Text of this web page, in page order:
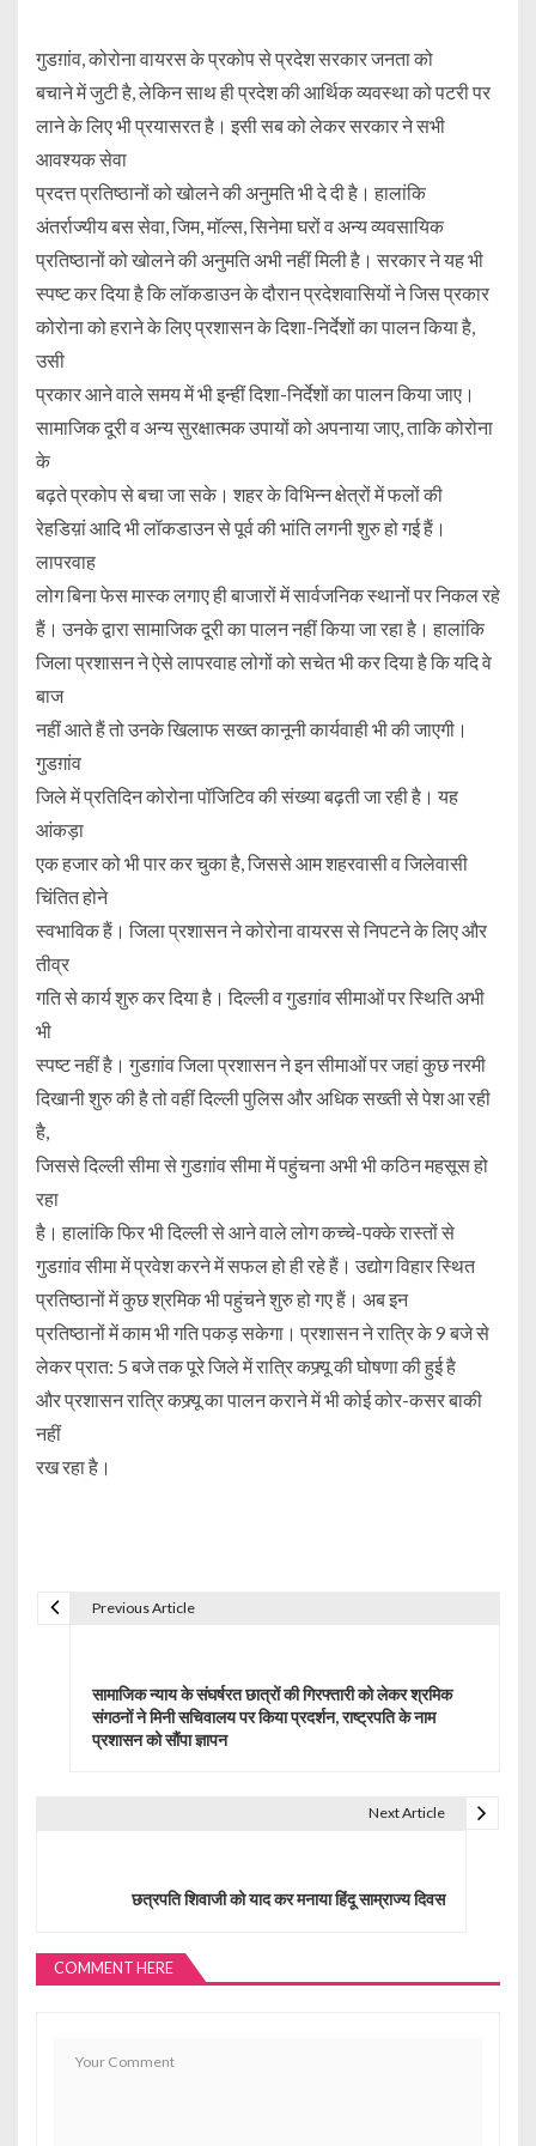
गुडग़ांव, कोरोना वायरस के प्रकोप से प्रदेश सरकार जनता को
बचाने में जुटी है, लेकिन साथ ही प्रदेश की आर्थिक व्यवस्था को पटरी पर
लाने के लिए भी प्रयासरत है। इसी सब को लेकर सरकार ने सभी
आवश्यक सेवा
प्रदत्त प्रतिष्ठानों को खोलने की अनुमति भी दे दी है। हालांकि
अंतर्राज्यीय बस सेवा, जिम, मॉल्स, सिनेमा घरों व अन्य व्यवसायिक
प्रतिष्ठानों को खोलने की अनुमति अभी नहीं मिली है। सरकार ने यह भी
स्पष्ट कर दिया है कि लॉकडाउन के दौरान प्रदेशवासियों ने जिस प्रकार
कोरोना को हराने के लिए प्रशासन के दिशा-निर्देशों का पालन किया है,
उसी
प्रकार आने वाले समय में भी इन्हीं दिशा-निर्देशों का पालन किया जाए।
सामाजिक दूरी व अन्य सुरक्षात्मक उपायों को अपनाया जाए, ताकि कोरोना
के
बढ़ते प्रकोप से बचा जा सके। शहर के विभिन्न क्षेत्रों में फलों की
रेहडिय़ां आदि भी लॉकडाउन से पूर्व की भांति लगनी शुरु हो गई हैं।
लापरवाह
लोग बिना फेस मास्क लगाए ही बाजारों में सार्वजनिक स्थानों पर निकल रहे
हैं। उनके द्वारा सामाजिक दूरी का पालन नहीं किया जा रहा है। हालांकि
जिला प्रशासन ने ऐसे लापरवाह लोगों को सचेत भी कर दिया है कि यदि वे
बाज
नहीं आते हैं तो उनके खिलाफ सख्त कानूनी कार्यवाही भी की जाएगी।
गुडग़ांव
जिले में प्रतिदिन कोरोना पॉजिटिव की संख्या बढ़ती जा रही है। यह
आंकड़ा
एक हजार को भी पार कर चुका है, जिससे आम शहरवासी व जिलेवासी
चिंतित होने
स्वभाविक हैं। जिला प्रशासन ने कोरोना वायरस से निपटने के लिए और
तीव्र
गति से कार्य शुरु कर दिया है। दिल्ली व गुडग़ांव सीमाओं पर स्थिति अभी
भी
स्पष्ट नहीं है। गुडग़ांव जिला प्रशासन ने इन सीमाओं पर जहां कुछ नरमी
दिखानी शुरु की है तो वहीं दिल्ली पुलिस और अधिक सख्ती से पेश आ रही
है,
जिससे दिल्ली सीमा से गुडग़ांव सीमा में पहुंचना अभी भी कठिन महसूस हो
रहा
है। हालांकि फिर भी दिल्ली से आने वाले लोग कच्चे-पक्के रास्तों से
गुडग़ांव सीमा में प्रवेश करने में सफल हो ही रहे हैं। उद्योग विहार स्थित
प्रतिष्ठानों में कुछ श्रमिक भी पहुंचने शुरु हो गए हैं। अब इन
प्रतिष्ठानों में काम भी गति पकड़ सकेगा। प्रशासन ने रात्रि के 9 बजे से
लेकर प्रात: 5 बजे तक पूरे जिले में रात्रि कफ्र्यू की घोषणा की हुई है
और प्रशासन रात्रि कफ्र्यू का पालन कराने में भी कोई कोर-कसर बाकी
नहीं
रख रहा है।
Previous Article
सामाजिक न्याय के संघर्षरत छात्रों की गिरफ्तारी को लेकर श्रमिक
संगठनों ने मिनी सचिवालय पर किया प्रदर्शन, राष्ट्रपति के नाम
प्रशासन को सौंपा ज्ञापन
Next Article
छत्रपति शिवाजी को याद कर मनाया हिंदू साम्राज्य दिवस
COMMENT HERE